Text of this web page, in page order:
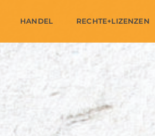
HANDEL RECHTE+LIZENZEN